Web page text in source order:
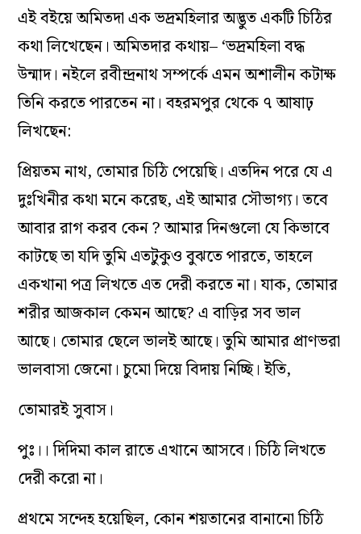
এই বইয়ে অমিতদা এক ভদ্রমহিলার অদ্ভুত একটি চিঠির
কথা লিখেছেন। অমিতদার কথায়– ‘ভদ্রমহিলা বদ্ধ
উন্মাদ। নইলে রবীন্দ্রনাথ সম্পর্কে এমন অশালীন কটাক্ষ
তিনি করতে পারতেন না। বহরমপুর থেকে ৭ আষাঢ়
লিখছেন:
প্রিয়তম নাথ, তোমার চিঠি পেয়েছি। এতদিন পরে যে এ
দুঃখিনীর কথা মনে করেছ, এই আমার সৌভাগ্য। তবে
আবার রাগ করব কেন ? আমার দিনগুলো যে কিভাবে
কাটছে তা যদি তুমি এতটুকুও বুঝতে পারতে, তাহলে
একখানা পত্র লিখতে এত দেরী করতে না। যাক, তোমার
শরীর আজকাল কেমন আছে? এ বাড়ির সব ভাল
আছে। তোমার ছেলে ভালই আছে। তুমি আমার প্রাণভরা
ভালবাসা জেনো। চুমো দিয়ে বিদায় নিচ্ছি। ইতি,
তোমারই সুবাস।
পুঃ।। দিদিমা কাল রাতে এখানে আসবে। চিঠি লিখতে
দেরী করো না।
প্রথমে সন্দেহ হয়েছিল, কোন শয়তানের বানানো চিঠি